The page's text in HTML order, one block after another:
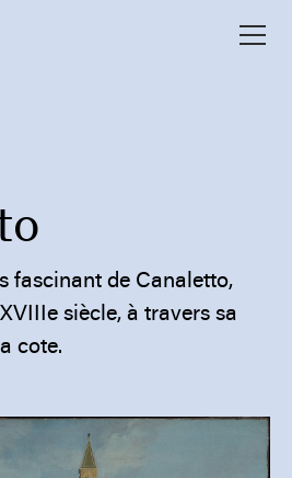
fascinant de Canaletto,
siècle, à travers sa
cote.